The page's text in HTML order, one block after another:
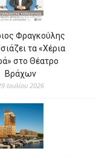
Φραγκούλης
τα «Χέρια
στο Θέατρο
Βράχων
Ιουλίου 2026